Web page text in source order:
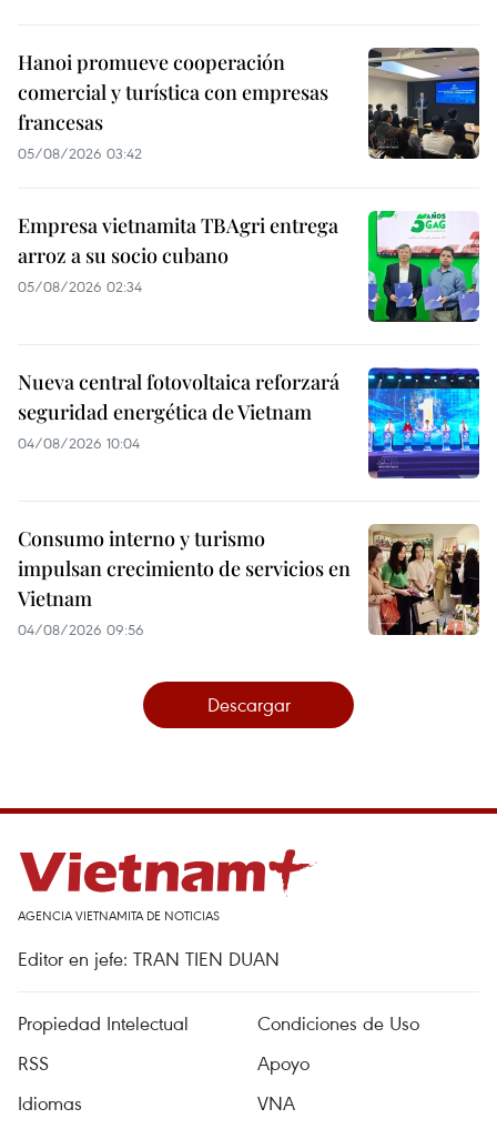
Hanoi promueve cooperación
comercial y turística con empresas
francesas
05/08/2026 03:42
Empresa vietnamita TBAgri entrega
arroz a su socio cubano
05/08/2026 02:34
Nueva central fotovoltaica reforzará
seguridad energética de Vietnam
04/08/2026 10:04
Consumo interno y turismo
impulsan crecimiento de servicios en
Vietnam
04/08/2026 09:56
Descargar
AGENCIA VIETNAMITA DE NOTICIAS
Editor en jefe: TRAN TIEN DUAN
Propiedad Intelectual
Condiciones de Uso
RSS
Apoyo
Idiomas
VNA